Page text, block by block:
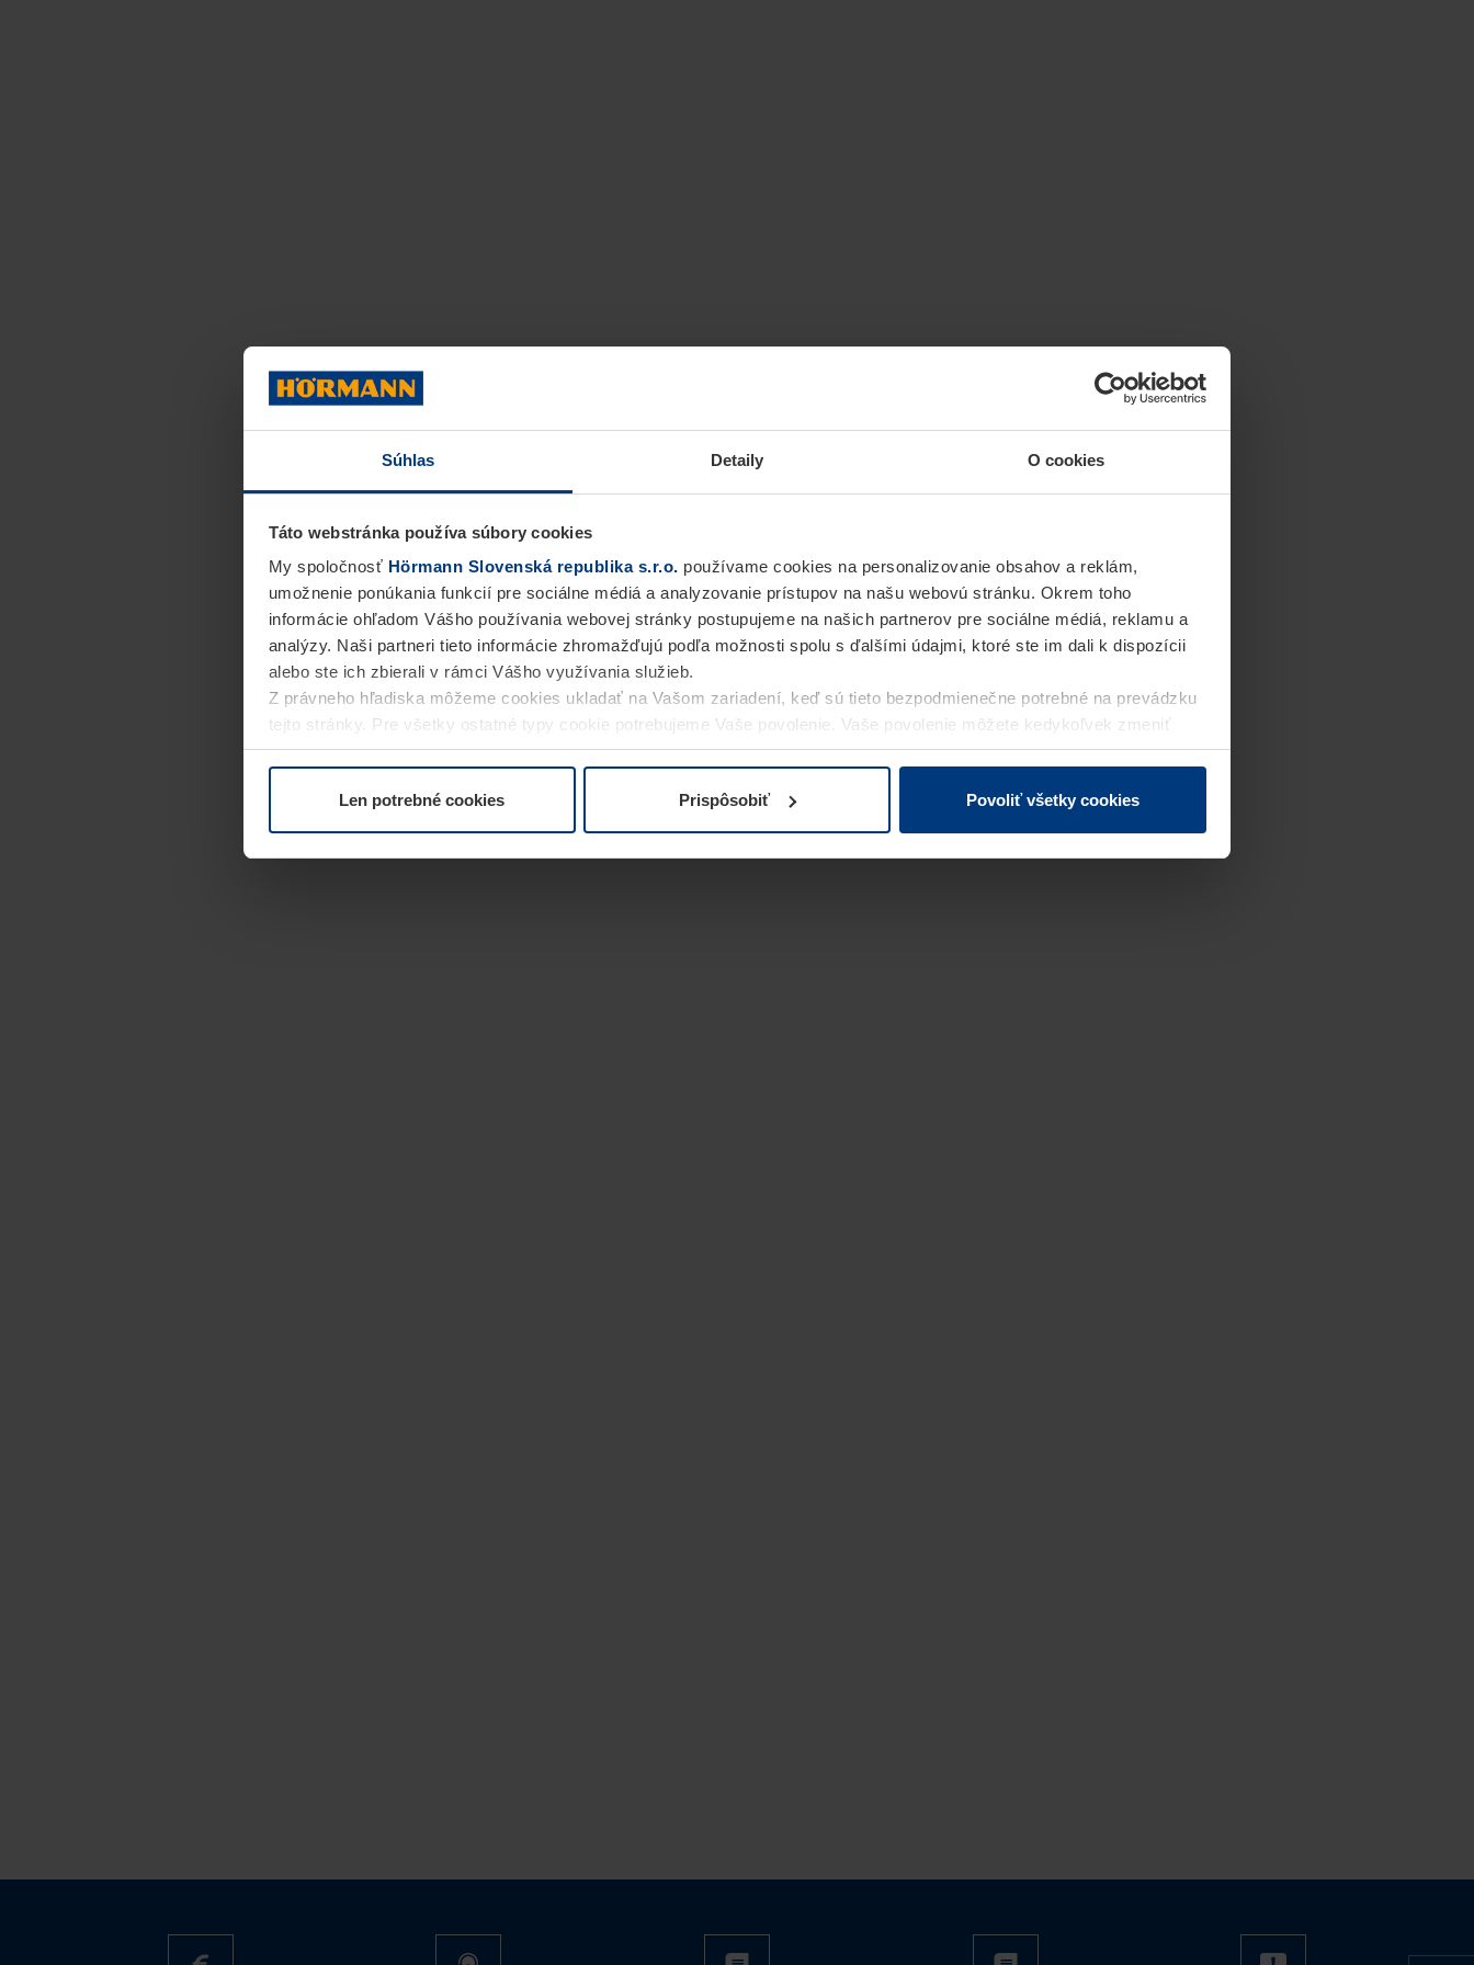
Súhlas Detaily O cookies
Táto webstránka používa súbory cookies
My spoločnosť Hörmann Slovenská republika s.r.o. používame cookies na personalizovanie obsahov a reklám,
umožnenie ponúkania funkcií pre sociálne médiá a analyzovanie prístupov na našu webovú stránku. Okrem toho
informácie ohľadom Vášho používania webovej stránky postupujeme na našich partnerov pre sociálne médiá, reklamu a
analýzy. Naši partneri tieto informácie zhromažďujú podľa možnosti spolu s ďalšími údajmi, ktoré ste im dali k dispozícii
alebo ste ich zbierali v rámci Vášho využívania služieb.
Z právneho hľadiska môžeme cookies ukladať na Vašom zariadení, keď sú tieto bezpodmienečne potrebné na prevádzku
tejto stránky. Pre všetky ostatné typy cookie potrebujeme Vaše povolenie. Vaše povolenie môžete kedykoľvek zmeniť
alebo odvolať vo vysvetlení cookie na stránkeVyhlásenie o ochrane osobných údajovnašej webovej stránky.
Len potrebné cookies Prispôsobiť Povoliť všetky cookies